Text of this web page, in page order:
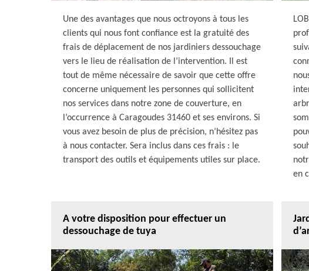
Une des avantages que nous octroyons à tous les
clients qui nous font confiance est la gratuité des
frais de déplacement de nos jardiniers dessouchage
vers le lieu de réalisation de l’intervention. Il est
tout de même nécessaire de savoir que cette offre
concerne uniquement les personnes qui sollicitent
nos services dans notre zone de couverture, en
l’occurrence à Caragoudes 31460 et ses environs. Si
vous avez besoin de plus de précision, n’hésitez pas
à nous contacter. Sera inclus dans ces frais : le
transport des outils et équipements utiles sur place.
en
A votre disposition pour effectuer un
dessouchage de tuya